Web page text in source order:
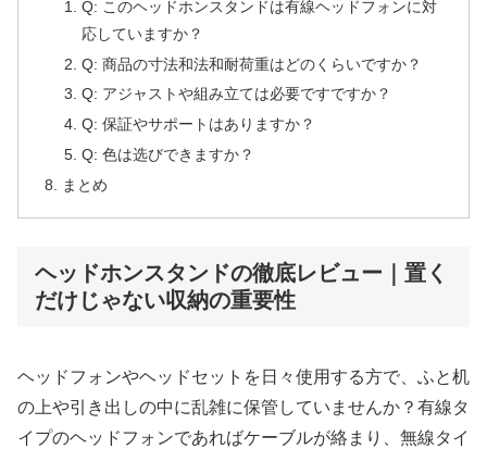
Q: このヘッドホンスタンドは有線ヘッドフォンに対
応していますか？
Q: 商品の寸法和法和耐荷重はどのくらいですか？
Q: アジャストや組み立ては必要ですですか？
Q: 保証やサポートはありますか？
Q: 色は选びできますか？
まとめ
ヘッドホンスタンドの徹底レビュー｜置く
だけじゃない収納の重要性
ヘッドフォンやヘッドセットを日々使用する方で、ふと机
の上や引き出しの中に乱雑に保管していませんか？有線タ
イプのヘッドフォンであればケーブルが絡まり、無線タイ